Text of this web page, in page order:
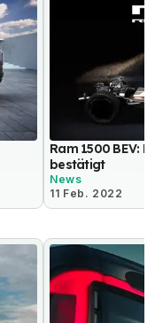
Ram 1500 BEV:
bestätigt
News
11 Feb. 2022